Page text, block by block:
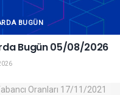
BUGÜN
Bugün 05/08/2026